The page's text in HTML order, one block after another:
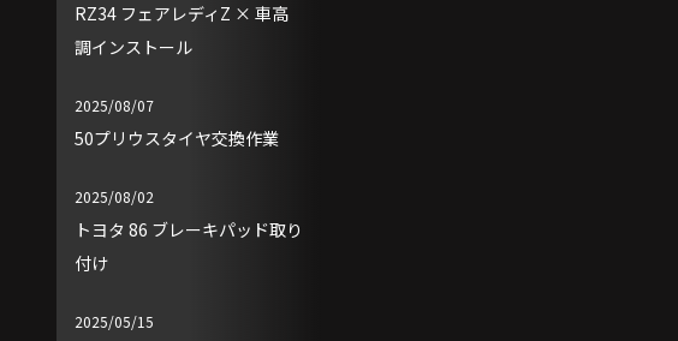
RZ34 フェアレディZ × 車高
調インストール
2025/08/07
50プリウスタイヤ交換作業
2025/08/02
トヨタ 86 ブレーキパッド取り
付け
2025/05/15